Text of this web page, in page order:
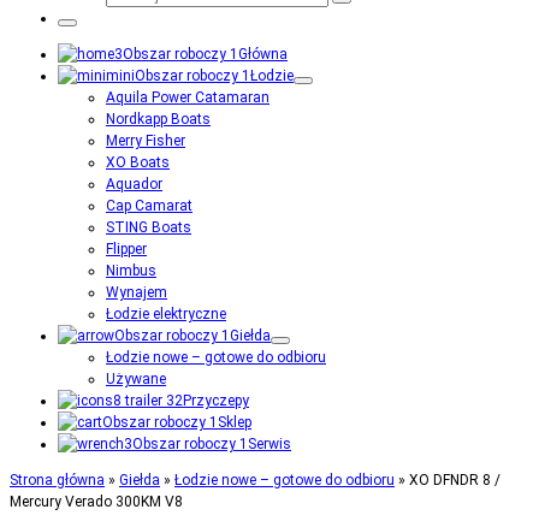
Szukaj
Menu
Główna
Łodzie
Aquila Power Catamaran
Nordkapp Boats
Merry Fisher
XO Boats
Aquador
Cap Camarat
STING Boats
Flipper
Nimbus
Wynajem
Łodzie elektryczne
Giełda
Łodzie nowe – gotowe do odbioru
Używane
Przyczepy
Sklep
Serwis
Strona główna » Giełda » Łodzie nowe – gotowe do odbioru » XO DFNDR 8 /
Mercury Verado 300KM V8